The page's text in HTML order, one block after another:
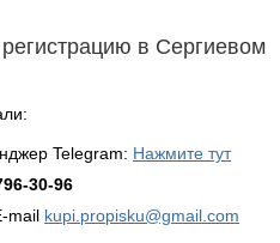
в Сергиевом
Telegram: Нажмите тут
30-96
mail kupi.propisku@gmail.com